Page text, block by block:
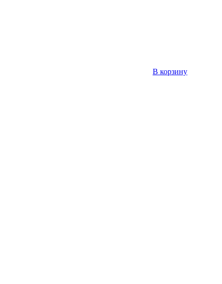
В корзину